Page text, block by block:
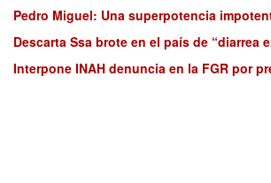
Pedro Miguel: Una superpotencia
Descarta Ssa brote en el país de “diarrea
Interpone INAH denuncia en la FGR por